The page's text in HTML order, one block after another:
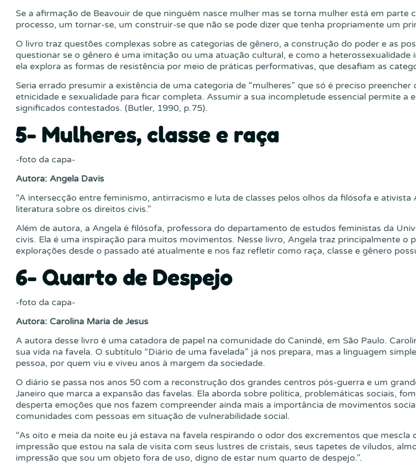
Se a afirmação de Beavouir de que ninguém nasce mulher mas se torna mulher está em
processo, um tornar-se, um construir-se que não se pode dizer que tenha propriamente um
O livro traz questões complexas sobre as categorias de gênero, a construção do poder e as
questionar se o gênero é uma imitação ou uma atuação cultural, e como a
ela explora as formas de resistência por meio de práticas performativas, que desafiam as
Seria errado presumir a existência de uma categoria de “mulheres” que só é preciso
etnicidade e sexualidade para ficar completa. Assumir a sua incompletude essencial permite a
significados contestados. (Butler, 1990, p.75).
5- Mulheres, classe e raça
-foto da capa-
Autora: Angela Davis
“A intersecção entre feminismo, antirracismo e luta de classes pelos olhos da filósofa e
literatura sobre os direitos civis.”
Além de autora, a Angela é filósofa, professora do departamento de estudos feministas da
civis. Ela é uma inspiração para muitos movimentos. Nesse livro, Angela traz principalmente o
explorações desde o passado até atualmente e nos faz refletir como raça, classe e gênero
6- Quarto de Despejo
-foto da capa-
Autora: Carolina Maria de Jesus
A autora desse livro é uma catadora de papel na comunidade do Canindé, em São Paulo.
sua vida na favela. O subtítulo “Diário de uma favelada” já nos prepara, mas a linguagem
pessoa, por quem viu e viveu anos à margem da sociedade.
O diário se passa nos anos 50 com a reconstrução dos grandes centros pós-guerra e um
Janeiro que marca a expansão das favelas. Ela aborda sobre política, problemáticas sociais,
desperta emoções que nos fazem compreender ainda mais a importância de movimentos
comunidades com pessoas em situação de vulnerabilidade social.
“As oito e meia da noite eu já estava na favela respirando o odor dos excrementos que
impressão que estou na sala de visita com seus lustres de cristais, seus tapetes de viludos,
impressão que sou um objeto fora de uso, digno de estar num quarto de despejo.”.